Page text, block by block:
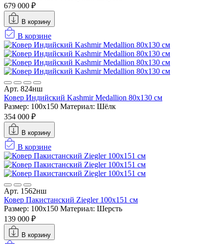
679 000 ₽
В корзину
В корзине
Арт. 824нш
Ковер Индийский Kashmir Medallion 80x130 см
Размер: 100x150 Материал: Шёлк
354 000 ₽
В корзину
В корзине
Арт. 1562нш
Ковер Пакистанский Ziegler 100x151 см
Размер: 100x150 Материал: Шерсть
139 000 ₽
В корзину